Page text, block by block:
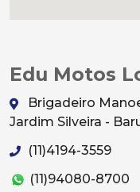
Edu Motos
Brigadeiro
Jardim Silveira -
(11)4194-3559
(11)94080-8700